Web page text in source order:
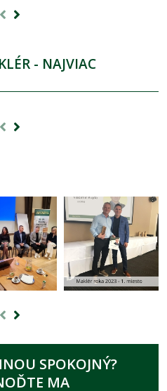
- NAJVIAC
SPOKOJNÝ?
MA